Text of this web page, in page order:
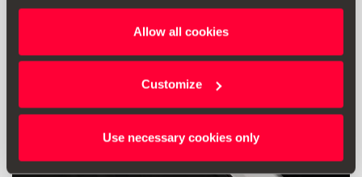
Allow all cookies
Customize
Use necessary cookies only
Aceder ao produto